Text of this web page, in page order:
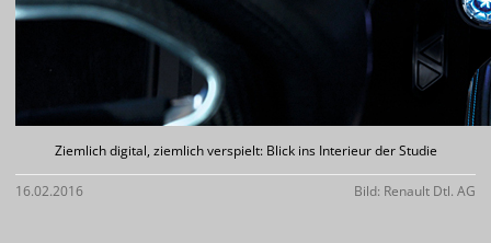
Ziemlich digital, ziemlich verspielt: Blick ins Interieur der Studie
16.02.2016 Bild: Renault Dtl. AG